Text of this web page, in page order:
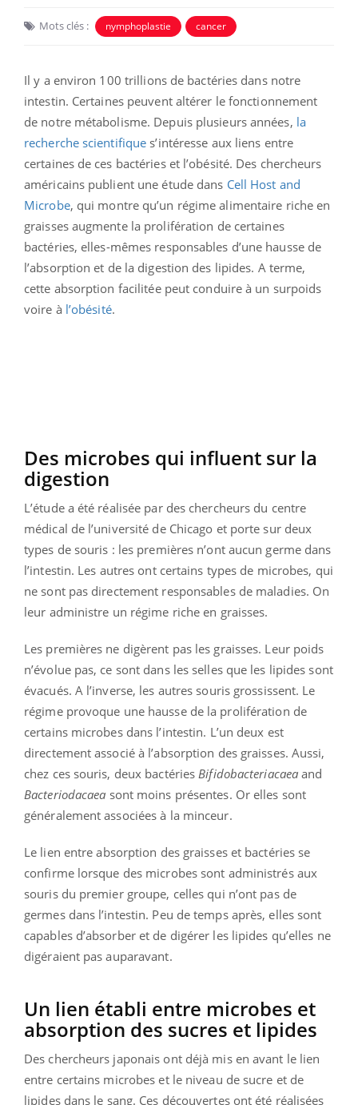
Mots clés : nymphoplastie cancer
Il y a environ 100 trillions de bactéries dans notre
intestin. Certaines peuvent altérer le fonctionnement
de notre métabolisme. Depuis plusieurs années, la
recherche scientifique s’intéresse aux liens entre
certaines de ces bactéries et l’obésité. Des chercheurs
américains publient une étude dans Cell Host and
Microbe, qui montre qu’un régime alimentaire riche en
graisses augmente la prolifération de certaines
bactéries, elles-mêmes responsables d’une hausse de
l’absorption et de la digestion des lipides. A terme,
cette absorption facilitée peut conduire à un surpoids
voire à l’obésité.
Des microbes qui influent sur la
digestion
L’étude a été réalisée par des chercheurs du centre
médical de l’université de Chicago et porte sur deux
types de souris : les premières n’ont aucun germe dans
l’intestin. Les autres ont certains types de microbes, qui
ne sont pas directement responsables de maladies. On
leur administre un régime riche en graisses.
Les premières ne digèrent pas les graisses. Leur poids
n’évolue pas, ce sont dans les selles que les lipides sont
évacués. A l’inverse, les autres souris grossissent. Le
régime provoque une hausse de la prolifération de
certains microbes dans l’intestin. L’un deux est
directement associé à l’absorption des graisses. Aussi,
chez ces souris, deux bactériesBifidobacteriacaea and
Bacteriodacaea sont moins présentes. Or elles sont
généralement associées à la minceur.
Le lien entre absorption des graisses et bactéries se
confirme lorsque des microbes sont administrés aux
souris du premier groupe, celles qui n’ont pas de
germes dans l’intestin. Peu de temps après, elles sont
capables d’absorber et de digérer les lipides qu’elles ne
digéraient pas auparavant.
Un lien établi entre microbes et
absorption des sucres et lipides
Des chercheurs japonais ont déjà mis en avant le lien
entre certains microbes et le niveau de sucre et de
lipides dans le sang. Ces découvertes ont été réalisées